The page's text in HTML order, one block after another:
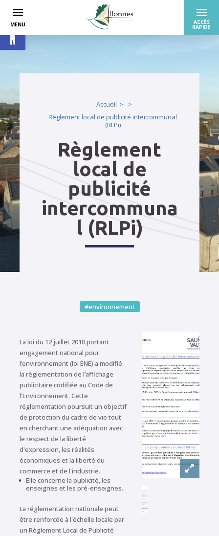
Ouvrir la barre d’outils
Accueil
Règlement local de publicité intercommunal
(RLPi)
Règlement
local de
publicité
intercommuna
l (RLPi)
#environnement
La loi du 12 juillet 2010 portant
engagement national pour
l’environnement (loi ENE) a modifié
la règlementation de l’affichage
publicitaire codifiée au Code de
l'Environnement. Cette
réglementation poursuit un objectif
de protection du cadre de vie tout
en cherchant une adéquation avec
le respect de la liberté
d'expression, les réalités
économiques et la liberté du
commerce et de l'industrie.
Elle concerne la publicité, les
enseignes et les pré-enseignes.
La réglementation nationale peut
être renforcée à l'échelle locale par
un Règlement Local de Publicité